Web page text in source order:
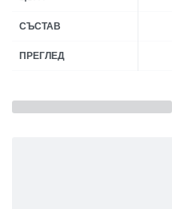
СЪСТАВ
ПРЕГЛЕД